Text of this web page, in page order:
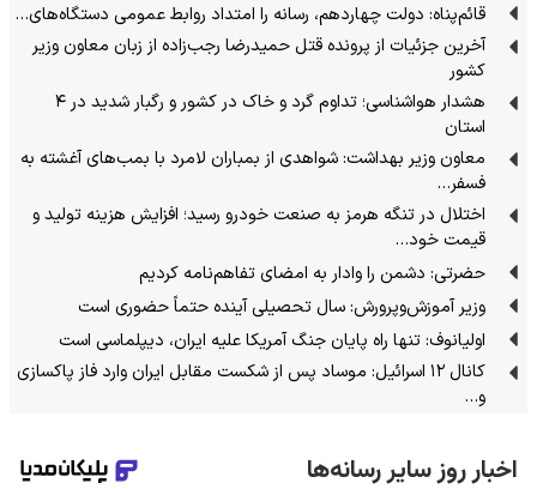
قائم‌پناه: دولت چهاردهم، رسانه را امتداد روابط عمومی دستگاه‌های…
آخرین جزئیات از پرونده قتل حمیدرضا رجب‌زاده از زبان معاون وزیر
کشور
هشدار هواشناسی؛ تداوم گرد و خاک در کشور و رگبار شدید در ۴
استان
معاون وزیر بهداشت: شواهدی از بمباران لامرد با بمب‌های آغشته به
فسفر…
اختلال در تنگه هرمز به صنعت خودرو رسید؛ افزایش هزینه تولید و
قیمت خود…
حضرتی: دشمن را وادار به امضای تفاهم‌نامه کردیم
وزیر آموزش‌وپرورش: سال تحصیلی آینده حتماً حضوری است
اولیانوف: تنها راه پایان جنگ آمریکا علیه ایران، دیپلماسی است
کانال ۱۲ اسرائیل: موساد پس از شکست مقابل ایران وارد فاز پاکسازی
و…